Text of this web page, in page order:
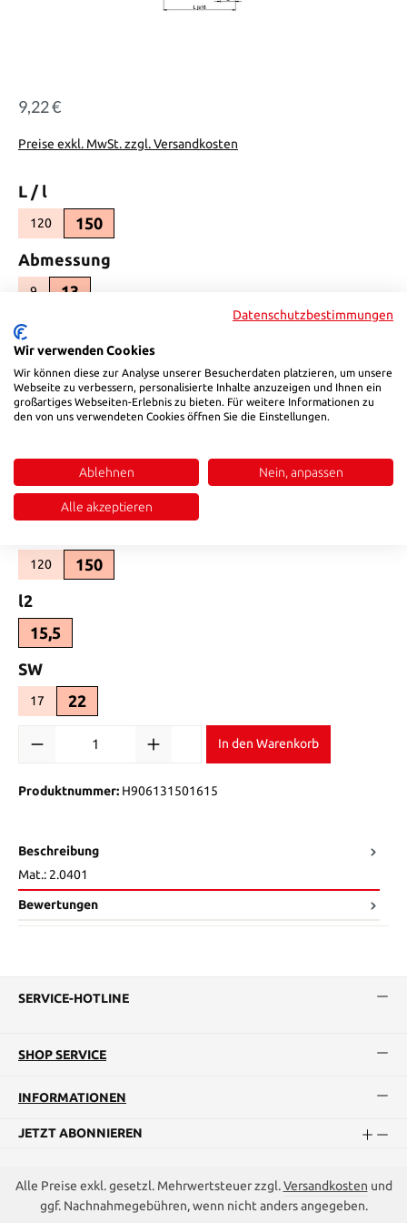
Regulärer Preis:
9,22 €
Preise exkl. MwSt. zzgl. Versandkosten
L / l
120(Diese Option ist zurzeit nicht verfügbar.)
150
Abmessung
9
13
D
12,5(Diese Option ist zurzeit nicht verfügbar.)
14,5
D5auswählen
d2auswählen
6(Diese Option ist zurzeit nicht verfügbar.)
9
120(Diese Option ist zurzeit nicht verfügbar.)
150
l2
15,5
SWauswählen
17(Diese Option ist zurzeit nicht verfügbar.)
22
In den Warenkorb
Produktnummer: H906131501615
Beschreibung
Mat.: 2.0401
Bewertungen
SERVICE-HOTLINE
SHOP SERVICE
INFORMATIONEN
JETZT ABONNIEREN
Alle Preise exkl. gesetzl. Mehrwertsteuer zzgl.Versandkosten und
ggf. Nachnahmegebühren, wenn nicht anders angegeben.
Datenschutzbestimmungen
Wir verwenden Cookies
Wir können diese zur Analyse unserer Besucherdaten platzieren, um unsere
Webseite zu verbessern, personalisierte Inhalte anzuzeigen und Ihnen ein
großartiges Webseiten-Erlebnis zu bieten. Für weitere Informationen zu
den von uns verwendeten Cookies öffnen Sie die Einstellungen.
Ablehnen Nein, anpassen
Alle akzeptieren